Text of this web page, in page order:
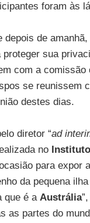
foram às
de
sua
com a comissão
se reunissem
destes dias.
diretor “ad
no
para expor
da pequena
que é a Austrália
as partes do